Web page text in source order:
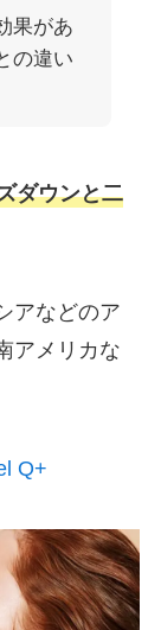
果があ
の違い
ダウンと二
アなどのア
アメリカな
Q+